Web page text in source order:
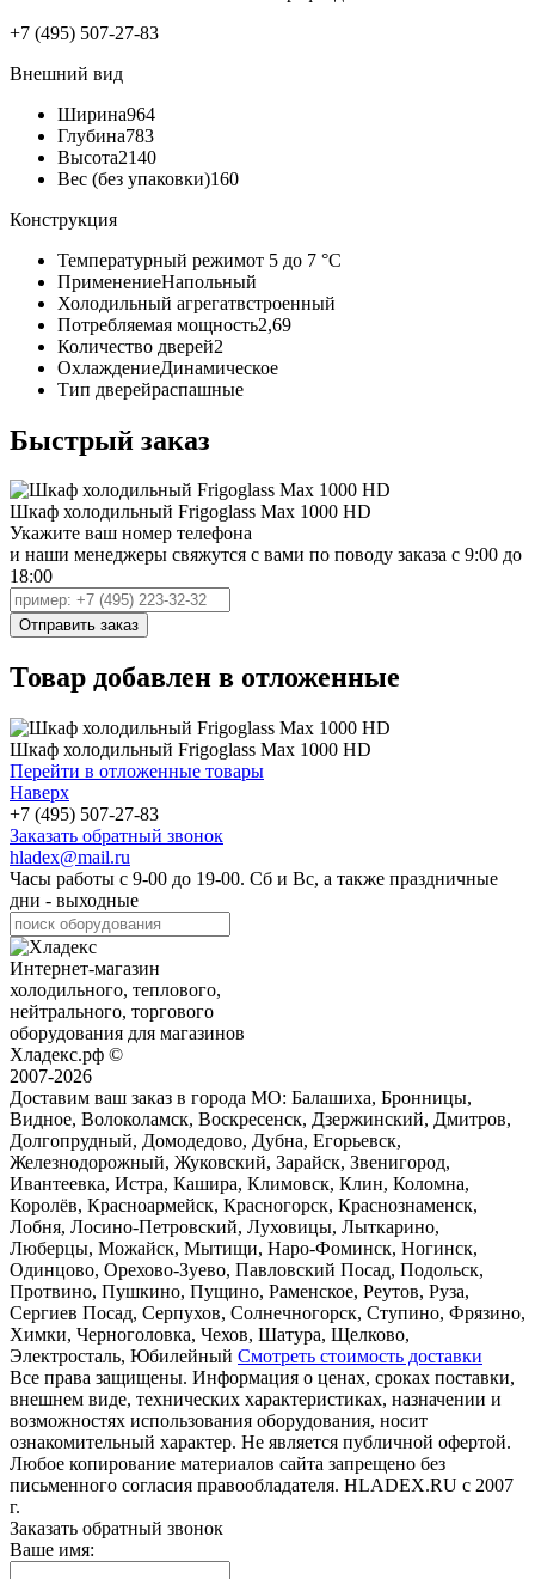
+7 (495) 507-27-83
Внешний вид
Ширина964
Глубина783
Высота2140
Вес (без упаковки)160
Конструкция
Температурный режимот 5 до 7 °C
ПрименениеНапольный
Холодильный агрегатвстроенный
Потребляемая мощность2,69
Количество дверей2
ОхлаждениеДинамическое
Тип дверейраспашные
Быстрый заказ
Шкаф холодильный Frigoglass Max 1000 HD
Укажите ваш номер телефона
и наши менеджеры свяжутся с вами по поводу заказа с 9:00 до
18:00
Товар добавлен в отложенные
Шкаф холодильный Frigoglass Max 1000 HD
Перейти в отложенные товары
Наверх
+7 (495) 507-27-83
Заказать обратный звонок
hladex@mail.ru
Часы работы с 9-00 до 19-00. Сб и Вс, а также праздничные
дни - выходные
Интернет-магазин
холодильного, теплового,
нейтрального, торгового
оборудования для магазинов
Хладекс.рф ©
2007-2026
Доставим ваш заказ в города МО: Балашиха, Бронницы,
Видное, Волоколамск, Воскресенск, Дзержинский, Дмитров,
Долгопрудный, Домодедово, Дубна, Егорьевск,
Железнодорожный, Жуковский, Зарайск, Звенигород,
Ивантеевка, Истра, Кашира, Климовск, Клин, Коломна,
Королёв, Красноармейск, Красногорск, Краснознаменск,
Лобня, Лосино-Петровский, Луховицы, Лыткарино,
Люберцы, Можайск, Мытищи, Наро-Фоминск, Ногинск,
Одинцово, Орехово-Зуево, Павловский Посад, Подольск,
Протвино, Пушкино, Пущино, Раменское, Реутов, Руза,
Сергиев Посад, Серпухов, Солнечногорск, Ступино, Фрязино,
Химки, Черноголовка, Чехов, Шатура, Щелково,
Электросталь, Юбилейный Смотреть стоимость доставки
Все права защищены. Информация о ценах, сроках поставки,
внешнем виде, технических характеристиках, назначении и
возможностях использования оборудования, носит
ознакомительный характер. Не является публичной офертой.
Любое копирование материалов сайта запрещено без
письменного согласия правообладателя. HLADEX.RU c 2007
г.
Заказать обратный звонок
Ваше имя: